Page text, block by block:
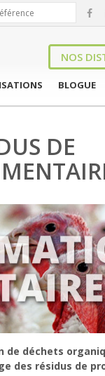
NOS
BLOGUE
DE
de déchets
des résidus de